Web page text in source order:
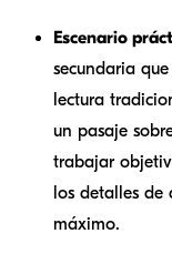
Escenario
secundaria
lectura
un pasaje
trabajar
los detalles de
máximo.